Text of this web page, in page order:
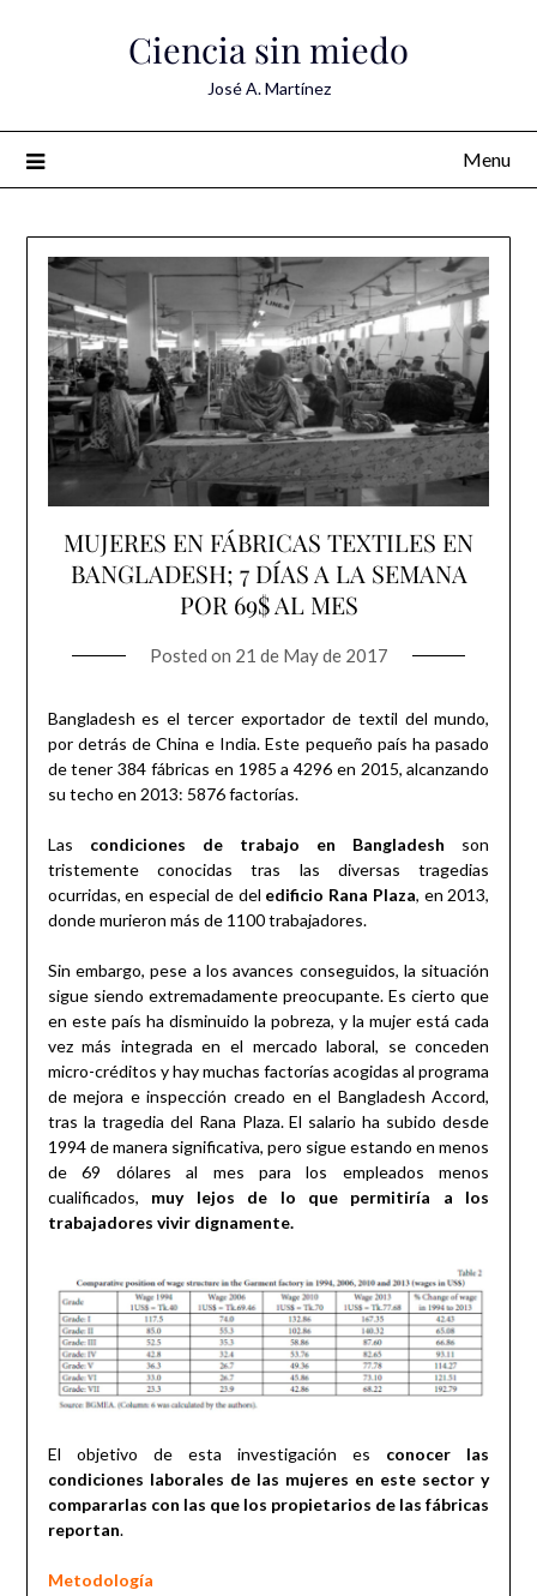
Ciencia sin miedo
José A. Martínez
Menu
MUJERES EN FÁBRICAS TEXTILES EN
BANGLADESH; 7 DÍAS A LA SEMANA
POR 69$ AL MES
Posted on 21 de May de 2017
Bangladesh es el tercer exportador de textil del mundo,
por detrás de China e India. Este pequeño país ha pasado
de tener 384 fábricas en 1985 a 4296 en 2015, alcanzando
su techo en 2013: 5876 factorías.
Las condiciones de trabajo en Bangladesh son
tristemente conocidas tras las diversas tragedias
ocurridas, en especial de del edificio Rana Plaza, en 2013,
donde murieron más de 1100 trabajadores.
Sin embargo, pese a los avances conseguidos, la situación
sigue siendo extremadamente preocupante. Es cierto que
en este país ha disminuido la pobreza, y la mujer está cada
vez más integrada en el mercado laboral, se conceden
micro-créditos y hay muchas factorías acogidas al programa
de mejora e inspección creado en el Bangladesh Accord,
tras la tragedia del Rana Plaza. El salario ha subido desde
1994 de manera significativa, pero sigue estando en menos
de 69 dólares al mes para los empleados menos
cualificados, muy lejos de lo que permitiría a los
trabajadores vivir dignamente.
El objetivo de esta investigación es conocer las
condiciones laborales de las mujeres en este sector y
compararlas con las que los propietarios de las fábricas
reportan.
Metodología